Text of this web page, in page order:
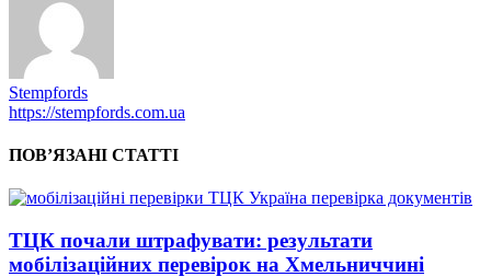
Stempfords
https://stempfords.com.ua
ПОВ’ЯЗАНІ СТАТТІ
ТЦК почали штрафувати: результати
мобілізаційних перевірок на Хмельниччині